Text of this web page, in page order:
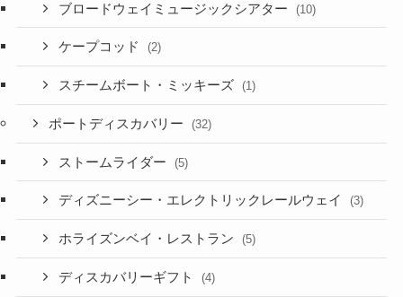
ブロードウェイミュージックシアター (10)
ケープコッド (2)
スチームボート・ミッキーズ (1)
ポートディスカバリー (32)
ストームライダー (5)
ディズニーシー・エレクトリックレールウェイ (3)
ホライズンベイ・レストラン (5)
ディスカバリーギフト (4)